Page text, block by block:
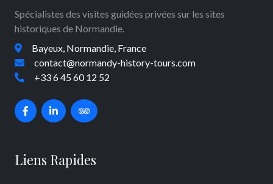
Spécialistes des visites guidées privées sur les sites
historiques de Normandie.
Bayeux, Normandie, France
contact@normandy-history-tours.com
+33 6 45 60 12 52
Liens Rapides